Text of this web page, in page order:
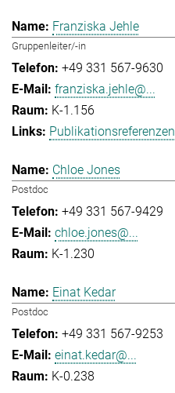
Franziska Jehle
Gruppenleiter/-in
+49 331 567-9630
franziska.jehle@...
K-1.156
Publikationsreferenzen
Chloe Jones
Postdoc
+49 331 567-9429
chloe.jones@...
K-1.230
Einat Kedar
Postdoc
+49 331 567-9253
einat.kedar@...
K-0.238